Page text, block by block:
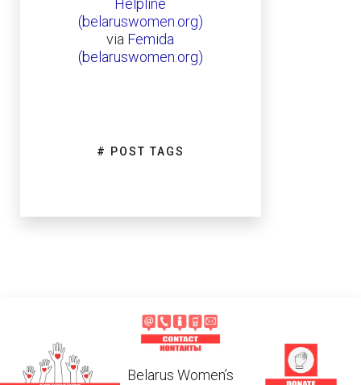
Helpline
(belaruswomen.org)
via Femida
(belaruswomen.org)
# POST TAGS
Belarus Women’s